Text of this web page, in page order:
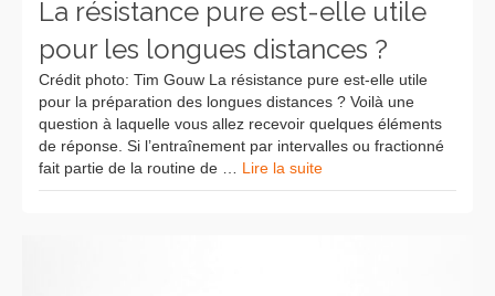
La résistance pure est-elle utile
pour les longues distances ?
Crédit photo: Tim Gouw La résistance pure est-elle utile
pour la préparation des longues distances ? Voilà une
question à laquelle vous allez recevoir quelques éléments
de réponse. Si l’entraînement par intervalles ou fractionné
fait partie de la routine de … Lire la suite